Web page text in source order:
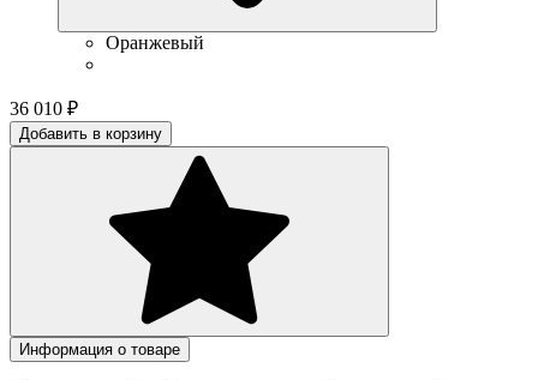
Оранжевый
36 010 ₽
Добавить в корзину
Информация о товаре